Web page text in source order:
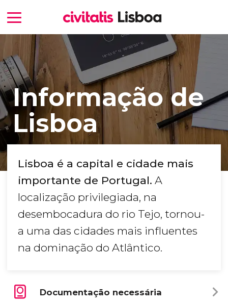
Informação de
Lisboa
Lisboa é a capital e cidade mais
importante de Portugal. A
localização privilegiada, na
desembocadura do rio Tejo, tornou-
a uma das cidades mais influentes
na dominação do Atlântico.
Documentação necessária